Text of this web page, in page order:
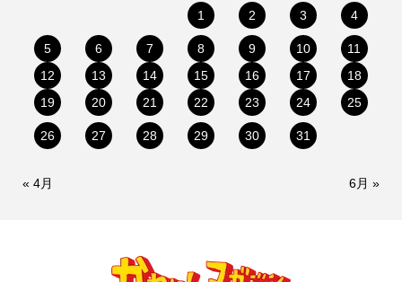
1 2 3 4
5 6 7 8 9 10
11
12
13 14 15 16 17
18
19
20 21 22 23 24 25
26 27 28 29 30 31
« 4月 6月 »